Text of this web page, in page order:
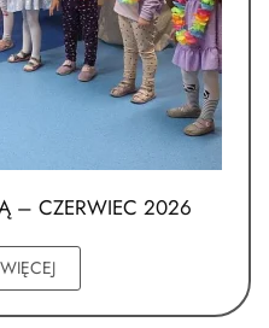
– CZERWIEC 2026